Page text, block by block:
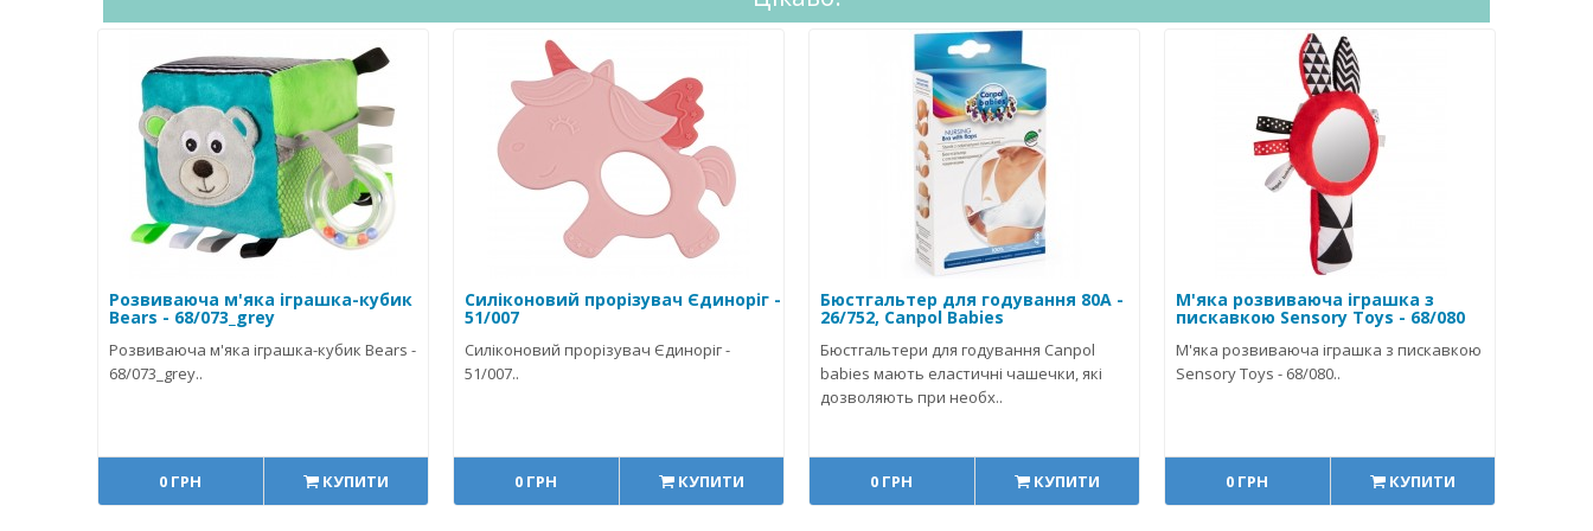
Розвиваюча м'яка іграшка-кубик
Bears - 68/073_grey
Розвиваюча м'яка іграшка-кубик Bears -
68/073_grey..
0 ГРН КУПИТИ
Силіконовий прорізувач Єдиноріг -
51/007
Силіконовий прорізувач Єдиноріг -
51/007..
0 ГРН КУПИТИ
Бюстгальтер для годування 80A -
26/752, Canpol Babies
Бюстгальтери для годування Canpol
babies мають еластичні чашечки, які
дозволяють при необх..
0 ГРН КУПИТИ
М'яка розвиваюча іграшка з
пискавкою Sensory Toys - 68/080
М'яка розвиваюча іграшка з пискавкою
Sensory Toys - 68/080..
0 ГРН КУПИТИ